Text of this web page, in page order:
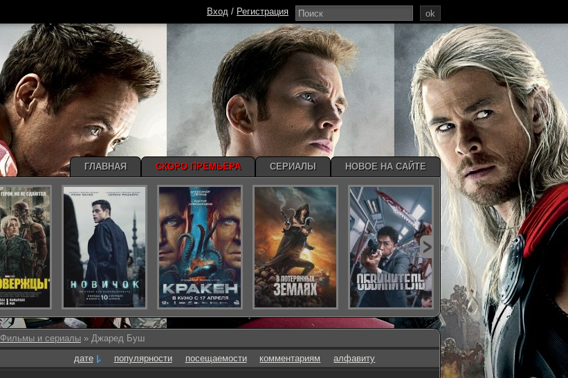
Фильмы и сериалы » Джаред Буш
дате
популярности посещаемости комментариям алфавиту
ok
Вход / Регистрация
ГЛАВНАЯ СКОРО ПРЕМЬЕРА СЕРИАЛЫ НОВОЕ НА САЙТЕ